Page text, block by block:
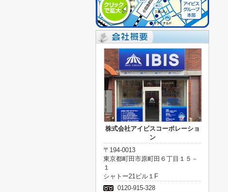
株式会社アイビスコーポレーショ
ン
〒194-0013
東京都町田市原町田６丁目１５－
１
シャトー21ビル１F
0120-915-328